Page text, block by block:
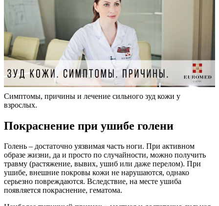
Симптомы, причины и лечение сильного зуд кожи у
взрослых.
Покраснение при ушибе голени
Голень – достаточно уязвимая часть ноги. При активном
образе жизни, да и просто по случайности, можно получить
травму (растяжение, вывих, ушиб или даже перелом). При
ушибе, внешние покровы кожи не нарушаются, однако
серьезно повреждаются. Вследствие, на месте ушиба
появляется покраснение, гематома.